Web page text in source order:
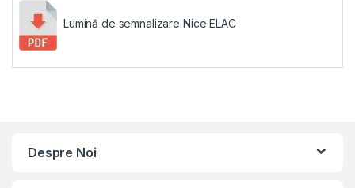
Lumină de semnalizare Nice ELAC
Despre Noi